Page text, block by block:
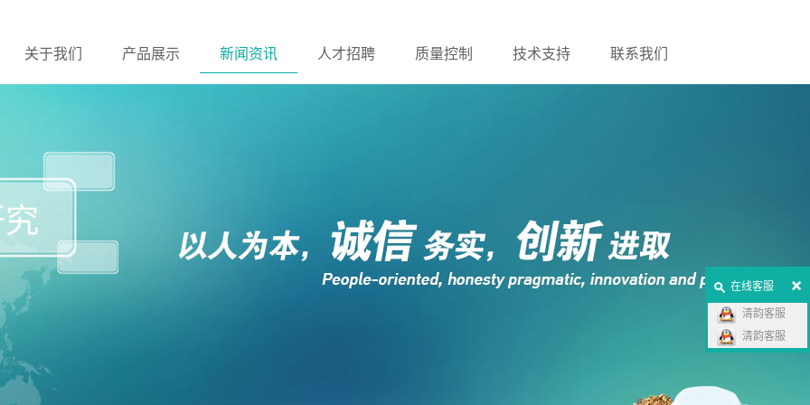
关于我们 产品展示 新闻资讯 人才招聘 质量控制 技术支持 联系我们
在线客服
清韵客服
清韵客服